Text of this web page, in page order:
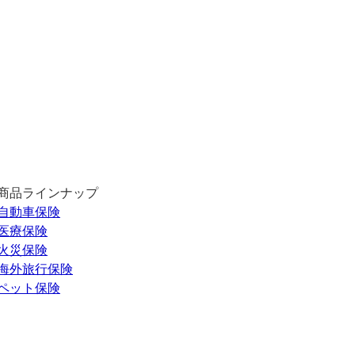
品ラインナップ
動車保険
療保険
災保険
外旅行保険
ット保険